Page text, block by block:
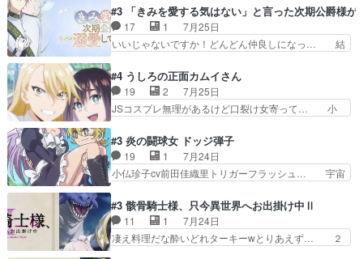
心を許す、母の友達である光… 黒絵の可愛さレベ
ルが止まらない。南くんと… 黒絵の母とのやり取
りでエヴァの加持さん思…
ラがまじで何がしたいかわからん！先生… 陰キャ
の間合いにスルっと入ってきて相手の… ビオラが
都子さんを籠絡しに来ててやばいぞ… マネージャ
ー現実版初登場！バレーボールに… 藻掻きながら
で相手の緊張を解く相手の共… たまったアニメ
50本だってｗ今日も帰った… マネージャー実在
した大逆風のハズなのに全…
#3 「きみを愛する気はない」と言った次期公爵様が
17 1
7月25日
いいじゃないですか！どんどん仲良しになっ… 結
の恋愛系で1番これが好き。愛する気は… 今晩
は、2130頃からシンデレラガールズ… 公爵の妻
なのに着てる洋服がシンプル。テー… まあ、これ
は見なくていいな。むしろ判断が… 自分でも気づ
ぜかヒロイン化していますデ… 【今夜のアニメA
は…】前向き没落令嬢×こ… 「ぼやっとしてたら
菜園の領地の外まで開墾…
#4 うしろの正面カムイさん
19 2
7月25日
JSコスプレ無理があるけど口裂け女寄って… 小
カちゃんがヤバすぎてボキキしそう(ぇ… 口裂け
女って人を襲うって知らなかった…ポ… そのスタ
イルで小学生ファッションは口裂け… 相変わら
ず、尺の都合なのか原作漫画の細か… 除霊士カム
昭和キッズを恐怖のどん底へ突… 現代で有名な口
裂け女登場！お市ちゃん、ポ… ろくろ首の除霊シ
ーン「悪霊退散」のパチン…
#3 炎の闘球女 ドッジ弾子
19 1
7月24日
小仏珍子cv前田佳織里トリガーフラッシュ… 宇宙
いたぶってるのか！？Cパートで懐か… 普通にド
ッジが激アツ。いや羽仁衣が初めて… 優谷優の声
優に「ちんこ」って言わせてて興… 珍子ちゃ
ん………！！！！？！先週に引き続… これは意図
#3 骸骨騎士様、只今異世界へお出掛け中Ⅱ
11 1
7月24日
凄え料理だな酔いどれターキーwとりあえず… ２